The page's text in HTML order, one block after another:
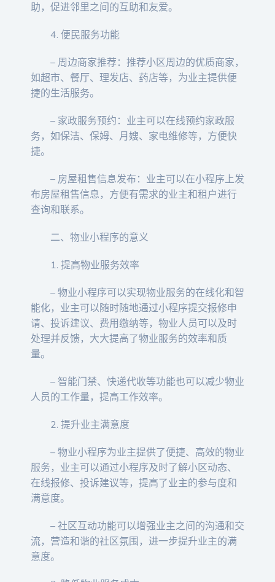
助，促进邻里之间的互助和友爱。
4. 便民服务功能
– 周边商家推荐：推荐小区周边的优质商家，
如超市、餐厅、理发店、药店等，为业主提供便
捷的生活服务。
– 家政服务预约：业主可以在线预约家政服
务，如保洁、保姆、月嫂、家电维修等，方便快
捷。
– 房屋租售信息发布：业主可以在小程序上发
布房屋租售信息，方便有需求的业主和租户进行
查询和联系。
二、物业小程序的意义
1. 提高物业服务效率
– 物业小程序可以实现物业服务的在线化和智
能化，业主可以随时随地通过小程序提交报修申
请、投诉建议、费用缴纳等，物业人员可以及时
处理并反馈，大大提高了物业服务的效率和质
量。
– 智能门禁、快递代收等功能也可以减少物业
人员的工作量，提高工作效率。
2. 提升业主满意度
– 物业小程序为业主提供了便捷、高效的物业
服务，业主可以通过小程序及时了解小区动态、
在线报修、投诉建议等，提高了业主的参与度和
满意度。
– 社区互动功能可以增强业主之间的沟通和交
流，营造和谐的社区氛围，进一步提升业主的满
意度。